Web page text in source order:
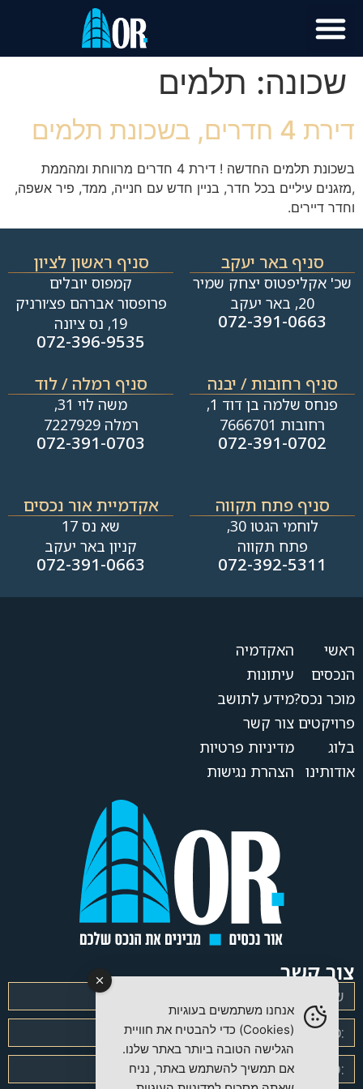
שכונה: תלמים
דירת 4 חדרים, בשכונת תלמים
בשכונת תלמים החדשה ! דירת 4 חדרים מרווחת ומהממת
,מזגנים עיליים בכל חדר, בניין חדש עם חנייה, ממד, פיר אשפה,
וחדר דיירים.
סניף באר יעקב
שכ' אקליפטוס יצחק שמיר
20, באר יעקב
072-391-0663
סניף ראשון לציון
קמפוס יובלים
פרופסור אברהם פצ׳ורניק
19, נס ציונה
072-396-9535
סניף רחובות / יבנה​
פנחס שלמה בן דוד 1,
רחובות 7666701
072-391-0702
סניף רמלה / לוד
משה לוי 31,
רמלה 7227929
072-391-0703
סניף פתח תקווה
לוחמי הגטו 30,
פתח תקווה
072-392-5311
אקדמיית אור נכסים
שא נס 17
קניון באר יעקב
072-391-0663
ראשי
הנכסים
מוכר נכס?
פרויקטים
בלוג
אודותינו
האקדמיה
עיתונות
מידע לתושב
צור קשר
מדיניות פרטיות
הצהרת נגישות
צור קשר
אנחנו משתמשים בעוגיות
(Cookies) כדי להבטיח את חוויית
הגלישה הטובה ביותר באתר שלנו.
אם תמשיך להשתמש באתר, נניח